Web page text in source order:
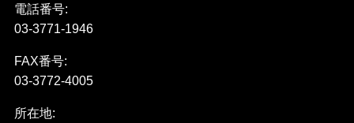
電話番号:
03-3771-1946
FAX番号:
03-3772-4005
所在地: